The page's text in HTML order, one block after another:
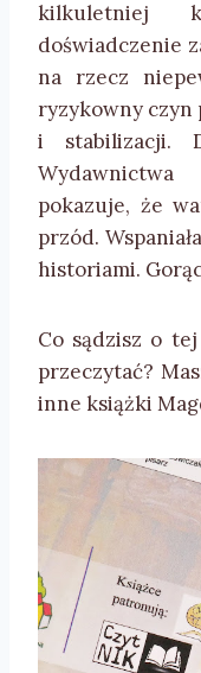
kilkuletniej
doświadczenie
na rzecz
ryzykowny czyn
i stabilizacji.
pokazuje, że
przód.
historiami.
Co sądzisz o
przeczytać?
inne książki